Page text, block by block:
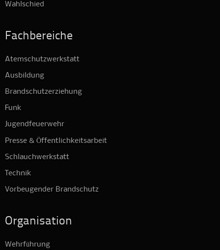
Wahlschied
Fachbereiche
Atemschutzwerkstatt
Ausbildung
Brandschutzerziehung
Funk
Jugendfeuerwehr
Presse & Öffentlichkeitsarbeit
Schlauchwerkstatt
Technik
Vorbeugender Brandschutz
Organisation
Wehrführung